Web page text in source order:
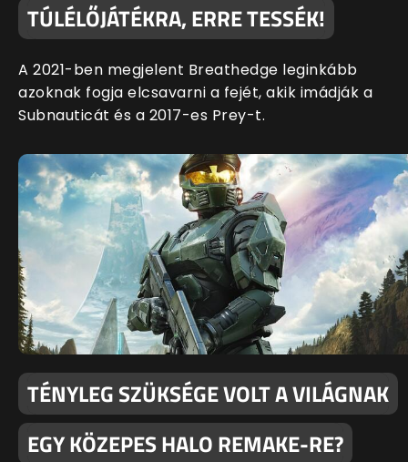
TÚLÉLŐJÁTÉKRA, ERRE TESSÉK!
A 2021-ben megjelent Breathedge leginkább
azoknak fogja elcsavarni a fejét, akik imádják a
Subnauticát és a 2017-es Prey-t.
TÉNYLEG SZÜKSÉGE VOLT A VILÁGNAK
EGY KÖZEPES HALO REMAKE-RE?